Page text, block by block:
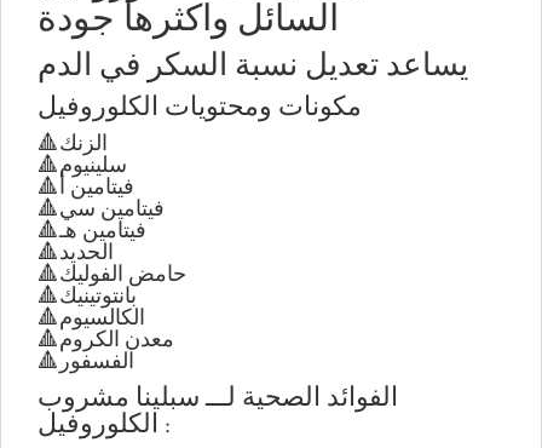
السائل واكثرها جودة
يساعد تعديل نسبة السكر في الدم
مكونات ومحتويات الكلوروفيل
🔺الزنك
🔺سلينيوم
🔺فيتامين أ
🔺فيتامين سي
🔺فيتامين هـ
🔺الحديد
🔺حامض الفوليك
🔺بانتوتينيك
🔺الكالسيوم
🔺معدن الكروم
🔺الفسفور
الفوائد الصحية لـــ سبلينا مشروب
الكلوروفيل :